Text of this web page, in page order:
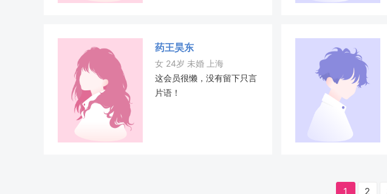
药王昊东
女 24岁 未婚 上海
这会员很懒，没有留下只言
片语！
1 2